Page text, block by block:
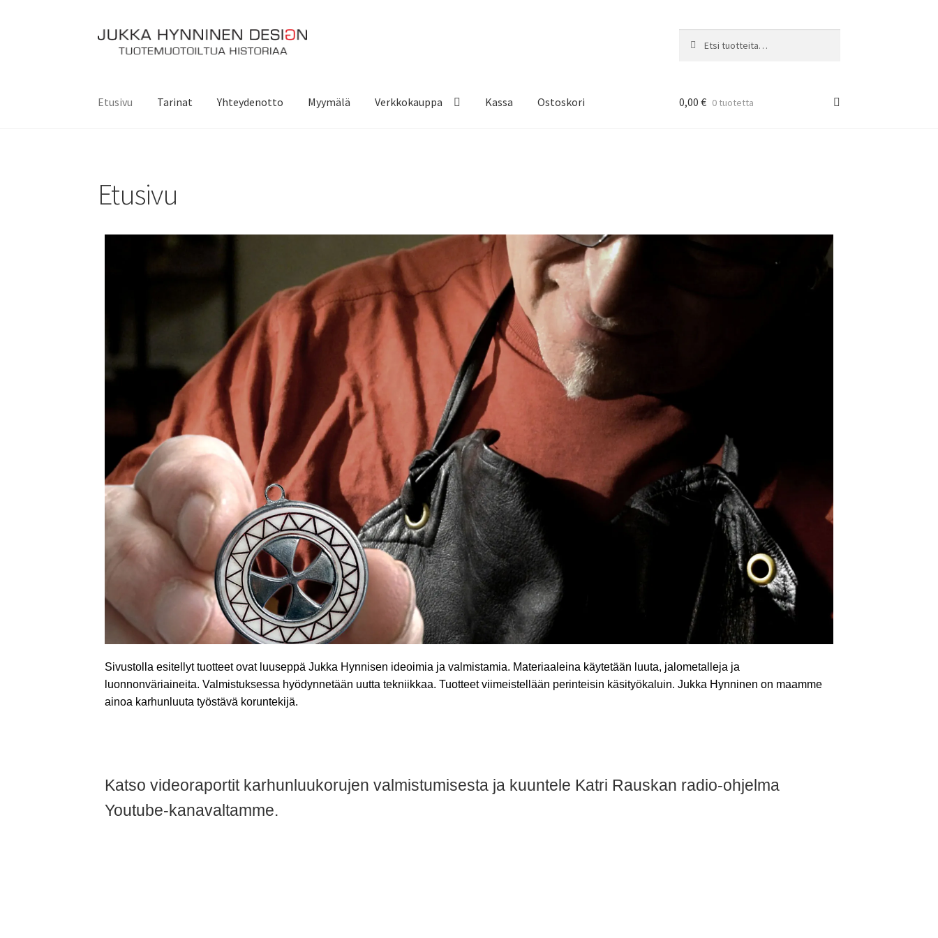
Etusivu Tarinat Yhteydenotto Myymälä Verkkokauppa Kassa Ostoskori 0,00 € 0 tuotetta
Etusivu
Sivustolla esitellyt tuotteet ovat luuseppä Jukka Hynnisen ideoimia ja valmistamia. Materiaaleina käytetään luuta, jalometalleja ja
luonnonväriaineita. Valmistuksessa hyödynnetään uutta tekniikkaa. Tuotteet viimeistellään perinteisin käsityökaluin. Jukka Hynninen on maamme
ainoa karhunluuta työstävä koruntekijä.
Katso videoraportit karhunluukorujen valmistumisesta ja kuuntele Katri Rauskan radio-ohjelma
Youtube-kanavaltamme.